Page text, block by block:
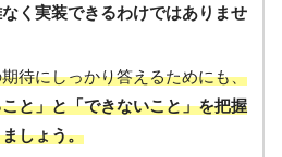
く実装できるわけではありませ
待にしっかり答えるためにも、
と」と「できないこと」を把握
しょう。